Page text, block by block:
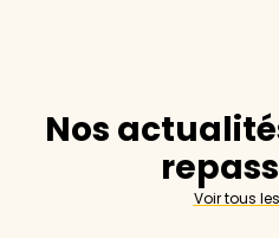
Nos
Voir tous